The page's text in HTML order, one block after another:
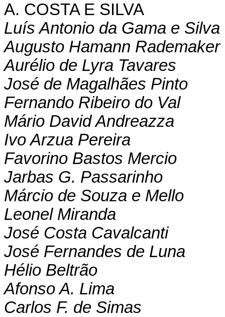
A. COSTA E SILVA
Luís Antonio da Gama e Silva
Augusto Hamann
Aurélio de Lyra Tavares
José de Magalhães Pinto
Fernando Ribeiro do Val
Mário David Andreazza
Ivo Arzua Pereira
Favorino Bastos Mercio
Jarbas G. Passarinho
Márcio de Souza e Mello
Leonel Miranda
José Costa Cavalcanti
José Fernandes de Luna
Hélio Beltrão
Afonso A. Lima
Carlos F. de Simas